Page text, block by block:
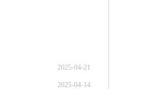
2025-04-21
2025-04-14